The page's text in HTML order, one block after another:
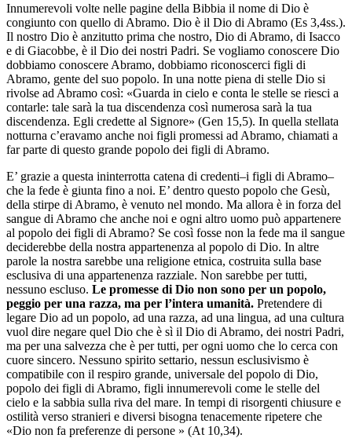
Innumerevoli volte nelle pagine della Bibbia il nome di Dio è
congiunto con quello di Abramo. Dio è il Dio di Abramo (Es 3,4ss.).
Il nostro Dio è anzitutto prima che nostro, Dio di Abramo, di Isacco
e di Giacobbe, è il Dio dei nostri Padri. Se vogliamo conoscere Dio
dobbiamo conoscere Abramo, dobbiamo riconoscerci figli di
Abramo, gente del suo popolo. In una notte piena di stelle Dio si
rivolse ad Abramo così: «Guarda in cielo e conta le stelle se riesci a
contarle: tale sarà la tua discendenza così numerosa sarà la tua
discendenza. Egli credette al Signore» (Gen 15,5). In quella stellata
notturna c’eravamo anche noi figli promessi ad Abramo, chiamati a
far parte di questo grande popolo dei figli di Abramo.
E’ grazie a questa ininterrotta catena di credenti–i figli di Abramo–
che la fede è giunta fino a noi. E’ dentro questo popolo che Gesù,
della stirpe di Abramo, è venuto nel mondo. Ma allora è in forza del
sangue di Abramo che anche noi e ogni altro uomo può appartenere
al popolo dei figli di Abramo? Se così fosse non la fede ma il sangue
deciderebbe della nostra appartenenza al popolo di Dio. In altre
parole la nostra sarebbe una religione etnica, costruita sulla base
esclusiva di una appartenenza razziale. Non sarebbe per tutti,
nessuno escluso. Le promesse di Dio non sono per un popolo,
peggio per una razza, ma per l’intera umanità. Pretendere di
legare Dio ad un popolo, ad una razza, ad una lingua, ad una cultura
vuol dire negare quel Dio che è sì il Dio di Abramo, dei nostri Padri,
ma per una salvezza che è per tutti, per ogni uomo che lo cerca con
cuore sincero. Nessuno spirito settario, nessun esclusivismo è
compatibile con il respiro grande, universale del popolo di Dio,
popolo dei figli di Abramo, figli innumerevoli come le stelle del
cielo e la sabbia sulla riva del mare. In tempi di risorgenti chiusure e
ostilità verso stranieri e diversi bisogna tenacemente ripetere che
«Dio non fa preferenze di persone » (At 10,34).